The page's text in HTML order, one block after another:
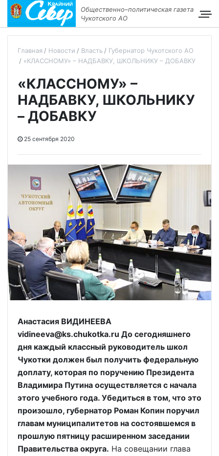
Общественно–политическая газета
Чукотского АО
Главная Новости Власть
Губернатор Чукотского АО
«КЛАССНОМУ» – НАДБАВКУ, ШКОЛЬНИКУ – ДОБАВКУ
«КЛАССНОМУ» –
НАДБАВКУ, ШКОЛЬНИКУ
– ДОБАВКУ
25 сентября 2020
Анастасия ВИДИНЕЕВА
vidineeva@ks.chukotka.ru До сегодняшнего
дня каждый классный руководитель школ
Чукотки должен был получить федеральную
доплату, которая по поручению Президента
Владимира Путина осуществляется с начала
этого учебного года. Убедиться в том, что это
произошло, губернатор Роман Копин поручил
главам муниципалитетов на состоявшемся в
прошлую пятницу расширенном заседании
Правительства округа. На совещании глава